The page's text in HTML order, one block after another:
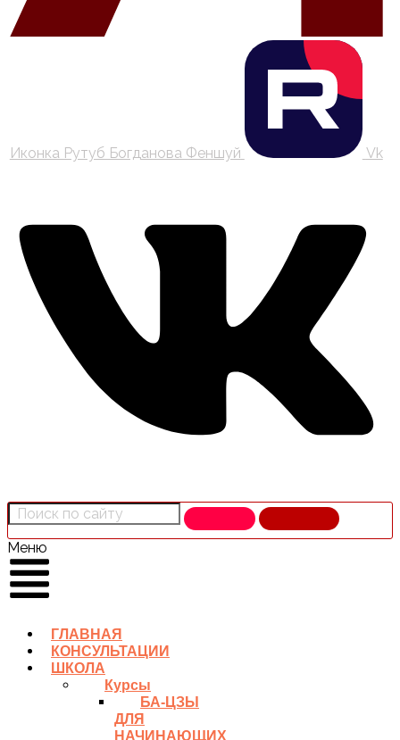
Иконка Рутуб Богданова Феншуй Vk
Меню
ГЛАВНАЯ
КОНСУЛЬТАЦИИ
ШКОЛА
Курсы
БА-ЦЗЫ
ДЛЯ
НАЧИНАЮЩИХ